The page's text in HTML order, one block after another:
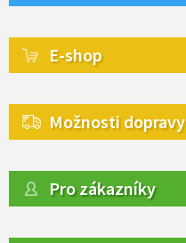
E-shop
Možnosti dopravy
Pro zákazníky